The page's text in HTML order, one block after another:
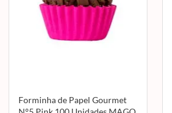
Forminha de Papel Gourmet